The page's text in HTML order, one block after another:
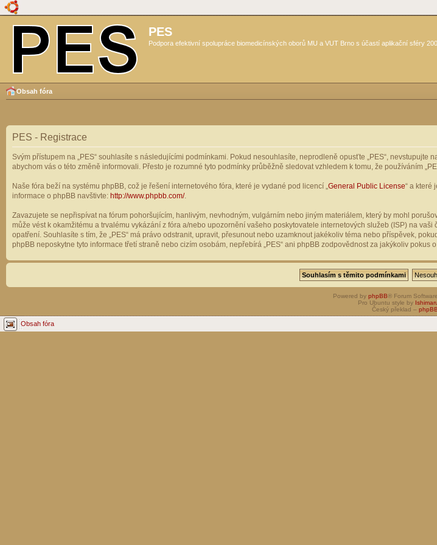
PES
Podpora efektivní spolupráce biomedicínských oborů MU a VUT Brno s účastí aplikační sféry
Obsah fóra
PES - Registrace
Svým přístupem na „PES“ souhlasíte s následujícími podmínkami. Pokud nesouhlasíte, neprodleně opusťte „PES“,
abychom vás o této změně informovali. Přesto je rozumné tyto podmínky průběžně sledovat vzhledem k tomu, že používáním
Naše fóra beží na systému phpBB, což je řešení internetového fóra, které je vydané pod licencí „ General Public License“ a které
informace o phpBB navštivte: http://www.phpbb.com/.
Zavazujete se nepřispívat na fórum pohoršujícím, hanlivým, nevhodným, vulgárním nebo jiným materiálem, který by mohl
může vést k okamžitému a trvalému vykázání z fóra a/nebo upozornění vašeho poskytovatele internetových služeb (ISP) na
opatření. Souhlasíte s tím, že „PES“ má právo odstranit, upravit, přesunout nebo uzamknout jakékoliv téma nebo příspěvek,
phpBB neposkytne tyto informace třetí straně nebo cizím osobám, nepřebírá „PES“ ani phpBB zodpovědnost za jakýkoliv pokus
Powered by phpBB® Forum
Pro Ubuntu style by
Český překlad –
Obsah fóra